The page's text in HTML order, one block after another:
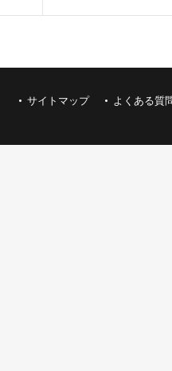
サイトマップ よくある質